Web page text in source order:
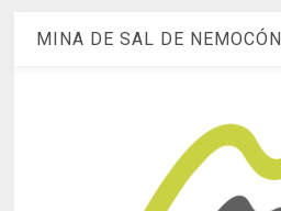
MINA DE SAL DE NEMOCÓN